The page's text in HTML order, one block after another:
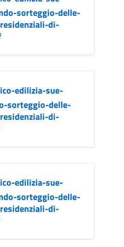
sorteggio-delle-
di-
edilizia-sue-
sorteggio-delle-
di-
edilizia-sue-
sorteggio-delle-
di-